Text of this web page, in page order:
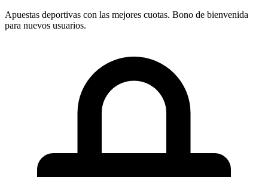
Apuestas deportivas con las mejores cuotas. Bono de bienvenida
para nuevos usuarios.